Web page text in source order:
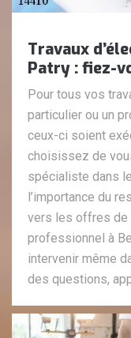
Travaux
Patry : fiez-
Pour tous vos
particulier ou un
ceux-ci soient
choisissez de
spécialiste dans
l’importance du
vers les offres de
professionnel à
intervenir même
des questions,